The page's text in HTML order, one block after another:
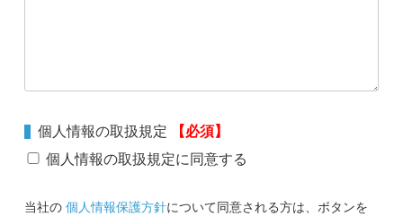
個人情報の取扱規定
【必須】
個人情報の取扱規定に同意する
当社の 個人情報保護方針について同意される方は、ボタンを